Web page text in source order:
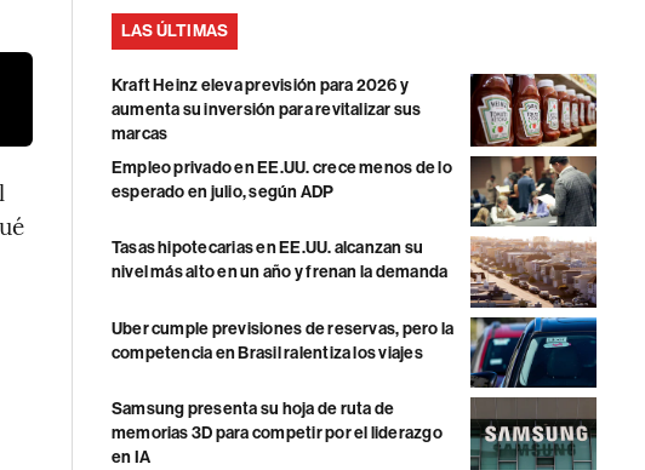
LAS ÚLTIMAS
Kraft Heinz eleva previsión para 2026 y
aumenta su inversión para revitalizar sus
marcas
Empleo privado en EE.UU. crece menos de lo
esperado en julio, según ADP
Tasas hipotecarias en EE.UU. alcanzan su
nivel más alto en un año y frenan la demanda
Uber cumple previsiones de reservas, pero la
competencia en Brasil ralentiza los viajes
Samsung presenta su hoja de ruta de
memorias 3D para competir por el liderazgo
en IA